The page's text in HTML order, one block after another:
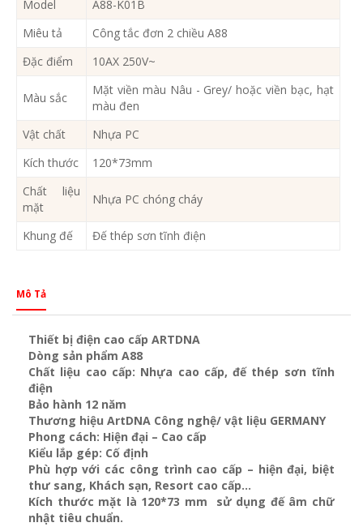
Model
A88-K01B
Miêu tả
Công tắc đơn 2 chiều A88
Đặc điểm
10AX 250V~
Màu sắc
Mặt viền màu Nâu - Grey/ hoặc viền bạc, hạt
màu đen
Vật chất
Nhựa PC
Kích thước
120*73mm
Chất liệu
mặt
Nhựa PC chóng cháy
Khung đế Đế thép sơn tĩnh điện
Mô Tả
Thiết bị điện cao cấp ARTDNA
Dòng sản phẩm A88
Chất liệu cao cấp: Nhựa cao cấp, đế thép sơn tĩnh
điện
Bảo hành 12 năm
Thương hiệu ArtDNA Công nghệ/ vật liệu GERMANY
Phong cách: Hiện đại – Cao cấp
Kiểu lắp gép: Cố định
Phù hợp với các công trình cao cấp – hiện đại, biệt
thư sang, Khách sạn, Resort cao cấp…
Kích thước mặt là 120*73 mm sử dụng đế âm chữ
nhật tiêu chuẩn.